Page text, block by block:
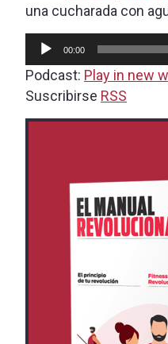
una cucharada con
Audio
Player
00:00
Podcast: Play in new
Suscribirse RSS